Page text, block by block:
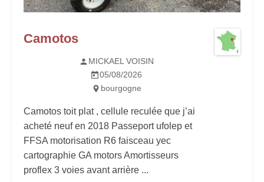
Camotos
MICKAEL VOISIN
05/08/2026
bourgogne
Camotos toit plat , cellule reculée que j’ai
acheté neuf en 2018 Passeport ufolep et
FFSA motorisation R6 faisceau yec
cartographie GA motors Amortisseurs
proflex 3 voies avant arrière ...